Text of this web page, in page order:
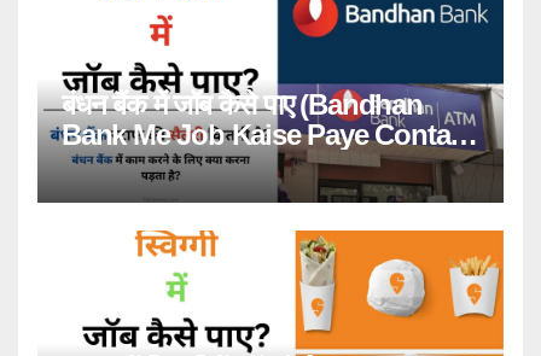
बंधन बैंक में जॉब कैसे पाए (Bandhan
Bank Me Job Kaise Paye Contact
Number)